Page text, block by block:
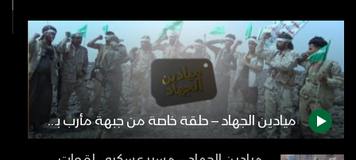
ميادين الجهاد – حلقة خاصة من جبهة مأرب بمناسبة المولد النبوي الشريف 1444هـ